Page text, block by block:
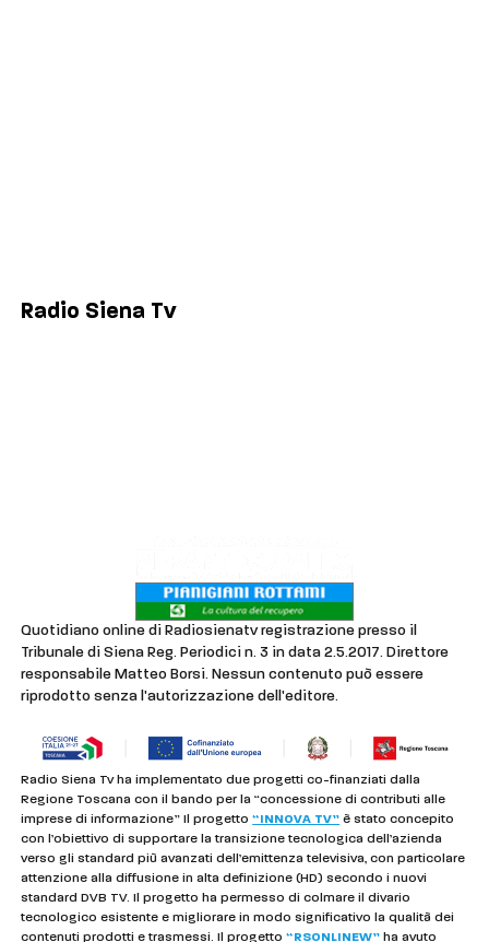
Radio Siena Tv
Quotidiano online di Radiosienatv registrazione presso il
Tribunale di Siena Reg. Periodici n. 3 in data 2.5.2017. Direttore
responsabile Matteo Borsi. Nessun contenuto può essere
riprodotto senza l'autorizzazione dell'editore.
Radio Siena Tv ha implementato due progetti co-finanziati dalla
Regione Toscana con il bando per la “concessione di contributi alle
imprese di informazione” Il progetto“INNOVA TV” è stato concepito
con l’obiettivo di supportare la transizione tecnologica dell’azienda
verso gli standard più avanzati dell’emittenza televisiva, con particolare
attenzione alla diffusione in alta definizione (HD) secondo i nuovi
standard DVB TV. Il progetto ha permesso di colmare il divario
tecnologico esistente e migliorare in modo significativo la qualità dei
contenuti prodotti e trasmessi. Il progetto“RSONLINEW” ha avuto